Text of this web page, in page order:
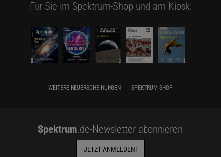
Für Sie im Spektrum-Shop und am Kiosk:
WEITERE NEUERSCHEINUNGEN SPEKTRUM SHOP
Spektrum.de-Newsletter abonnieren
JETZT ANMELDEN!